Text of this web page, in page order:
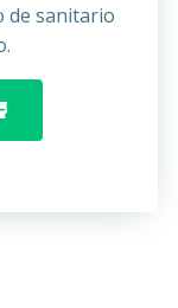
de sanitario